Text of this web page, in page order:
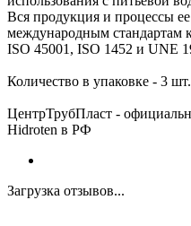
Вся продукция и процессы
международным стандартам
ISO 45001, ISO 1452 и UNE
Количество в упаковке - 3 шт.
ЦентрТрубПласт -
Hidroten в РФ
Загрузка отзывов...